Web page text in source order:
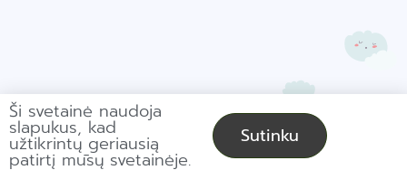
Ši svetainė naudoja
slapukus, kad
užtikrintų geriausią
patirtį mūsų svetainėje.
Sutinku